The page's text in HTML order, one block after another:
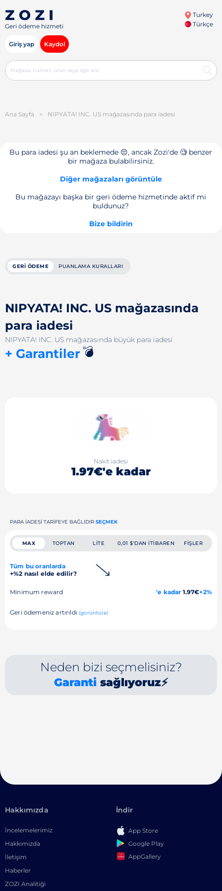
Geri ödeme hizmeti
Turkey
Türkçe
Giriş yap Kaydol
Ana Sayfa > NIPYATA! INC. US mağazasında para iadesi
Bu para iadesi şu an beklemede 😔, ancak Zozi'de 🧐 benzer
bir mağaza bulabilirsiniz.
Diğer mağazaları görüntüle
Bu mağazayı başka bir geri ödeme hizmetinde aktif mi
buldunuz?
Bize bildirin
GERI ÖDEME PUANLAMA KURALLARI
NIPYATA! INC. US mağazasında
para iadesi
NIPYATA! INC. US mağazasında büyük para iadesi
+ Garantiler💣
Nakit iadesi
1.97€'e kadar
PARA IADESI TARIFEYE BAĞLIDIR SEÇMEK
MAX TOPTAN LITE 0,01 $'DAN ITIBAREN FIŞLER
Tüm bu oranlarda
+%2 nasıl elde edilir?
Minimum reward 'e kadar 1.97€+2%
Geri ödemeniz artırıldı (görüntüle)
Neden bizi seçmelisiniz?
Garanti sağlıyoruz⚡
Hakkımızda
İncelemelerimiz
Hakkımızda
İletişim
Haberler
ZOZI Analitiği
İndir
App Store
Google Play
AppGallery